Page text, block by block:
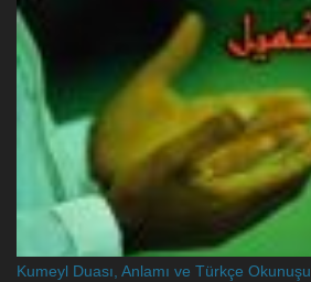
Kumeyl Duası, Anlamı ve Türkçe Okunuşu